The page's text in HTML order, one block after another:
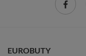
EUROBUTY